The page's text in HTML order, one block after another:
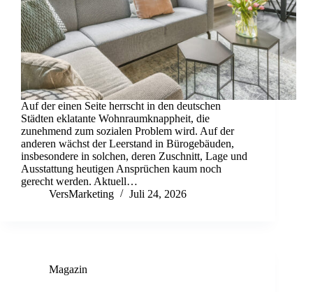
Auf der einen Seite herrscht in den deutschen
Städten eklatante Wohnraumknappheit, die
zunehmend zum sozialen Problem wird. Auf der
anderen wächst der Leerstand in Bürogebäuden,
insbesondere in solchen, deren Zuschnitt, Lage und
Ausstattung heutigen Ansprüchen kaum noch
gerecht werden. Aktuell…
VersMarketing
Juli 24, 2026
Magazin